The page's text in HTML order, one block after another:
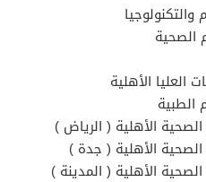
الصحية
العليا الأهلية
الطبية
الأهلية ( الرياض )​
الصحية الأهلية ( جدة )​
الأهلية ( المدينة )​